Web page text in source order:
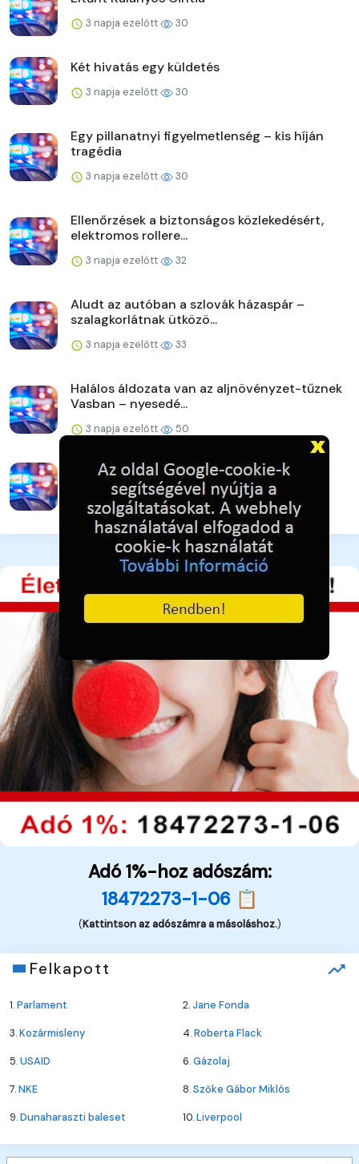
3 napja ezelőtt 30
Két hivatás egy küldetés
3 napja ezelőtt 30
Egy pillanatnyi figyelmetlenség – kis híján
tragédia
3 napja ezelőtt 30
Ellenőrzések a biztonságos közlekedésért,
elektromos rollere...
3 napja ezelőtt 32
Aludt az autóban a szlovák házaspár –
szalagkorlátnak ütközö...
3 napja ezelőtt 33
Halálos áldozata van az aljnövényzet-tűznek
Vasban – nyesedé...
3 napja ezelőtt 50
Egy mezőn találtak rá
3 napja ezelőtt 36
Adó 1%-hoz adószám:
18472273-1-06 📋
(Kattintson az adószámra a másoláshoz.)
Felkapott
1.Parlament 2.Jane Fonda
3.Kozármisleny 4.Roberta Flack
5.USAID 6.Gázolaj
7.NKE 8.Szőke Gábor Miklós
9.Dunaharaszti baleset 10.Liverpool